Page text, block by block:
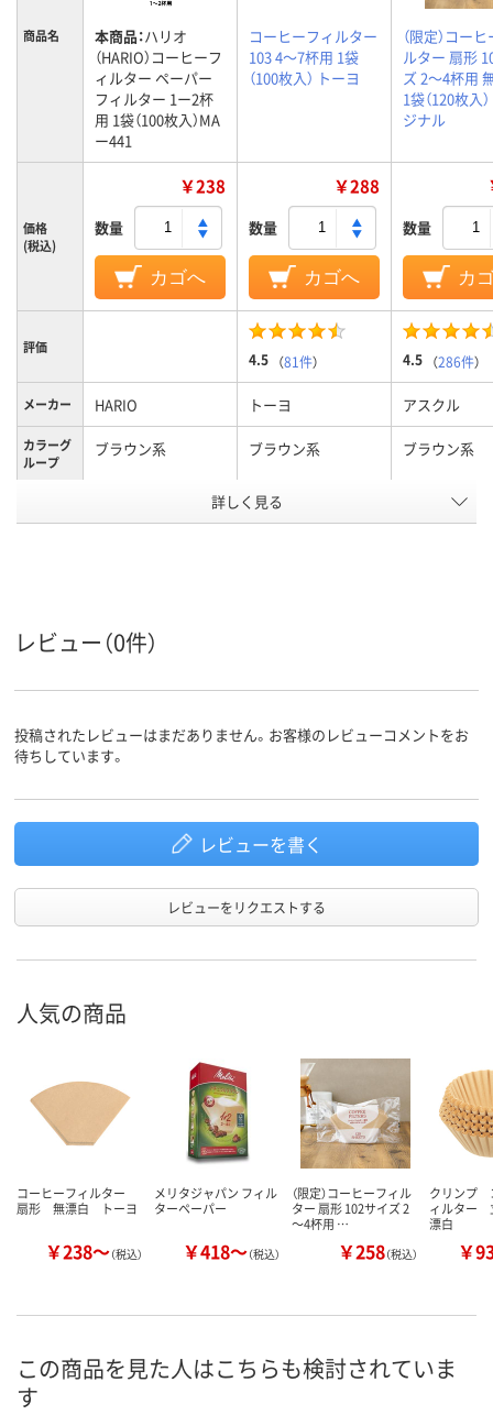
商品名 本商品：ハリオ
（HARIO）コーヒーフ
ィルター ペーパー
フィルター 1ー2杯
用 1袋（100枚入）MA
ー441
コーヒーフィルター
103 4～7杯用 1袋
（100枚入） トーヨ
（限定）コー
ルター 扇形
ズ 2～4杯用
1袋（120枚入
ジナル
価格
(税込)
￥238
数量
カゴへ
￥288
数量
カゴへ
数量
カ
評価
4.5 （81件） 4.5 （286件）
メーカー HARIO トーヨ アスクル
カラーグ
ループ
ブラウン系 ブラウン系 ブラウン系
20
詳しく見る
レビュー（0件）
投稿されたレビューはまだありません。お客様のレビューコメントをお
待ちしています。
レビューを書く
レビューをリクエストする
人気の商品
コーヒーフィルター
扇形 無漂白 トーヨ
￥238～（税込）
メリタジャパン フィル
ターペーパー
￥418～（税込）
（限定）コーヒーフィル
ター 扇形 102サイズ 2
～4杯用 …
￥258（税込）
クリンプ
ィルター
漂白
￥
この商品を見た人はこちらも検討されていま
す